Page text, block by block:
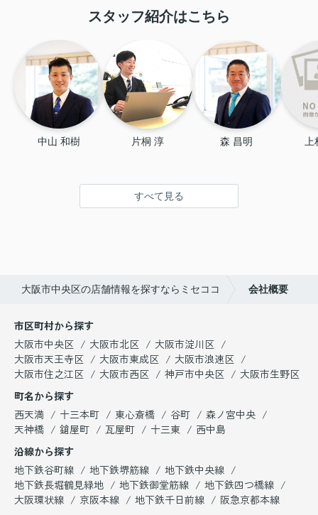
スタッフ紹介はこちら
中山 和樹 片桐 淳 森 昌明
すべて見る
大阪市中央区の店舗情報を探すならミセココ 会社概要
市区町村から探す
大阪市中央区
大阪市北区
大阪市淀川区
大阪市天王寺区
大阪市東成区
大阪市浪速区
大阪市住之江区
大阪市西区 神戸市中央区
大阪市生野区
町名から探す
西天満
十三本町 東心斎橋 谷町
森ノ宮中央
天神橋
鎗屋町 瓦屋町 十三東
西中島
沿線から探す
地下鉄谷町線
地下鉄堺筋線
地下鉄中央線
地下鉄長堀鶴見緑地
地下鉄御堂筋線
地下鉄四つ橋線
大阪環状線
京阪本線 地下鉄千日前線
阪急京都本線